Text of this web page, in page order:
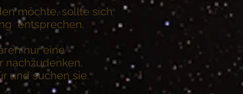
möchte, sollte sich
entsprechen.
nur eine
nachzudenken.
und suchen sie.